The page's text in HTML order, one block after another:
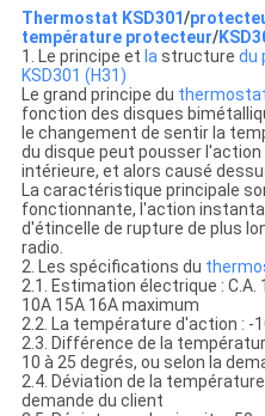
Thermostat KSD301/
température protecteur/
1. Le principe et lastructure du
KSD301 (H31)
Le grand principe du thermostat
fonction des disques
le changement de sentir la
du disque peut pousser
intérieure, et alors causé
La caractéristique principale
fonctionnante, l'action
d'étincelle de rupture de plus
radio.
2. Les spécifications du
2.1. Estimation électrique : C.A.
10A 15A 16A maximum
2.2. La température d'action : -
2.3. Différence de la
10 à 25 degrés, ou selon la
2.4. Déviation de la
demande du client